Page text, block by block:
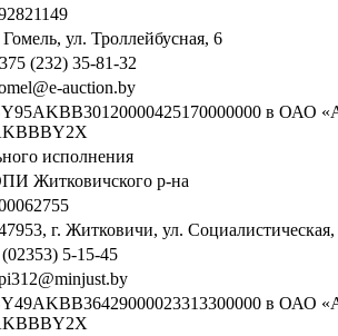
Гомель, ул. Троллейбусная, 6
(232) 35-81-32
auction.by
в ОАО
исполнения
Житковичского р-на
г. Житковичи, ул. Социалистическая,
5-15-45
в ОАО